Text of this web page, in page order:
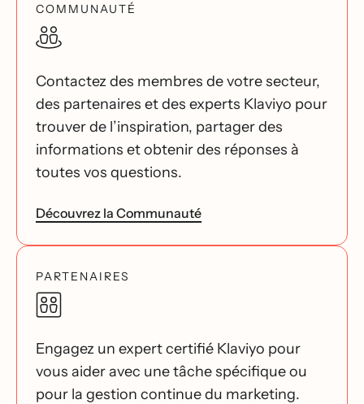
COMMUNAUTÉ
Contactez des membres de votre secteur,
des partenaires et des experts Klaviyo pour
trouver de l’inspiration, partager des
informations et obtenir des réponses à
toutes vos questions.
Découvrez la Communauté
PARTENAIRES
Engagez un expert certifié Klaviyo pour
vous aider avec une tâche spécifique ou
pour la gestion continue du marketing.